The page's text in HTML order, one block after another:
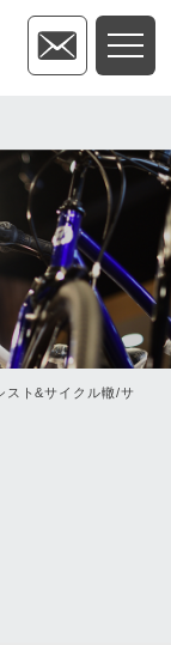
スト&サイクル轍/サ